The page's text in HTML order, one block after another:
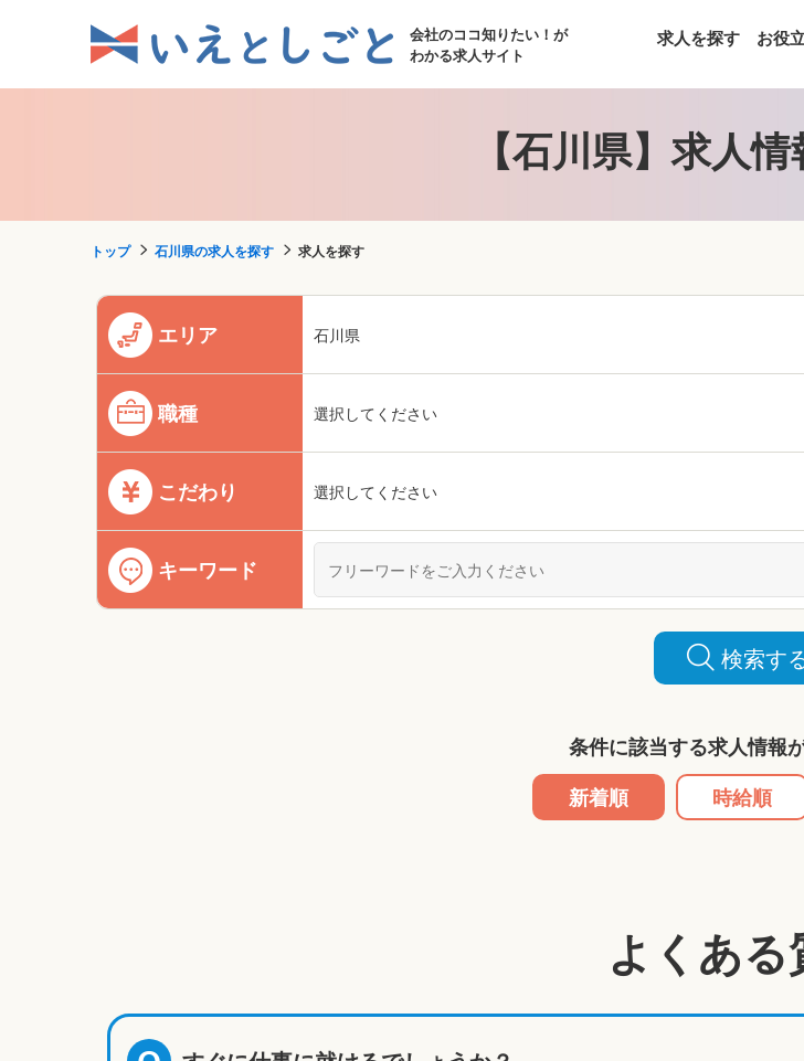
会社のココ知りたい！が
わかる求人サイト
求人を探す お役
【石川県】求人情
トップ 石川県の求人を探す 求人を探す
エリア 石川県
職種 選択してください
こだわり 選択してください
キーワード
検索す
条件に該当する求人情報
新着順
時給順
よくある